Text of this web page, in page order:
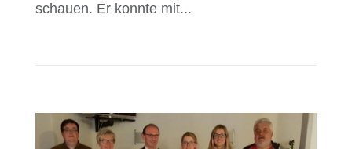
schauen. Er konnte mit...